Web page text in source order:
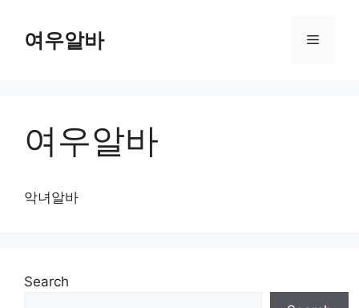
content여우알바 Menu
여우알바
악녀알바
Search